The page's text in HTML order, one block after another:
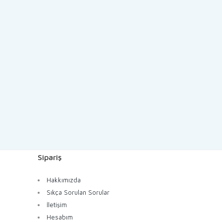
Sipariş
Hakkımızda
Sıkça Sorulan Sorular
İletişim
Hesabım